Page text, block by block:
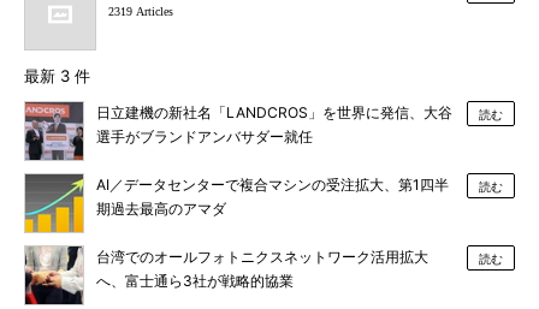
2319 Articles
最新 3 件
日立建機の新社名「LANDCROS」を世界に発信、大谷
選手がブランドアンバサダー就任
読む
AI／データセンターで複合マシンの受注拡大、第1四半
期過去最高のアマダ
読む
台湾でのオールフォトニクスネットワーク活用拡大
へ、富士通ら3社が戦略的協業
読む